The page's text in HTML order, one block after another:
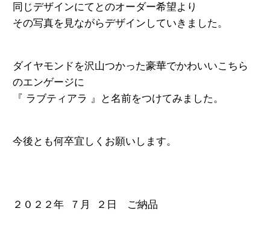
同じデザインにてとのオーダー希望より
その写真を見ながらデザインしていきました。
ダイヤモンドを沢山つかった豪華でかわいいこちら
のエンゲージに
『 ラブティアラ 』と名前をつけてみました。
今後とも何卒宜しくお願いします。
２０２２年 ７月 ２日 ご納品